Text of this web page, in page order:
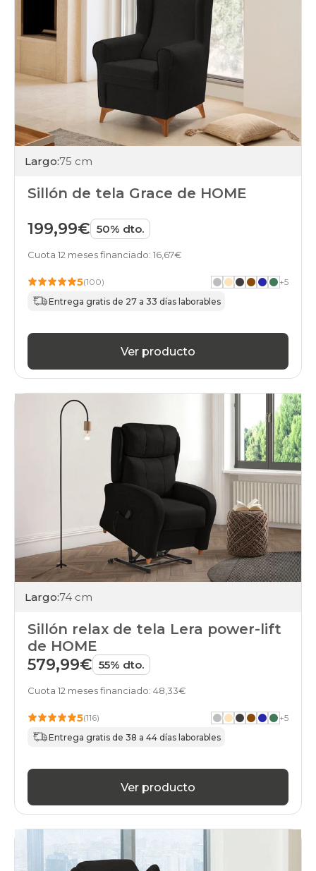
Largo:75 cm
Sillón de tela Grace de HOME
199,99€ 50% dto.
Cuota 12 meses financiado: 16,67€
5(100) +5
Entrega gratis de 27 a 33 días laborables
Ver producto
Largo:74 cm
Sillón relax de tela Lera power-lift
de HOME
579,99€ 55% dto.
Cuota 12 meses financiado: 48,33€
5(116) +5
Entrega gratis de 38 a 44 días laborables
Ver producto